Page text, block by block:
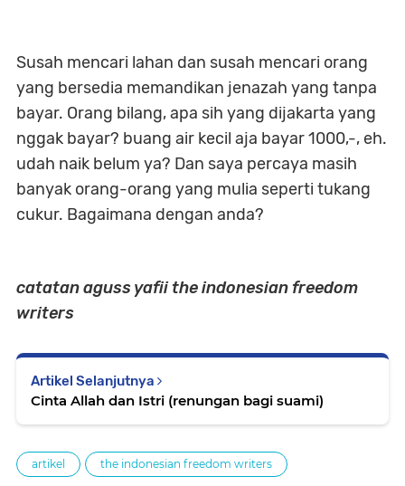
Susah mencari lahan dan susah mencari orang
yang bersedia memandikan jenazah yang tanpa
bayar. Orang bilang, apa sih yang dijakarta yang
nggak bayar? buang air kecil aja bayar 1000,-, eh.
udah naik belum ya? Dan saya percaya masih
banyak orang-orang yang mulia seperti tukang
cukur. Bagaimana dengan anda?
catatan aguss yafii the indonesian freedom
writers
Artikel Selanjutnya
Cinta Allah dan Istri (renungan bagi suami)
artikel the indonesian freedom writers